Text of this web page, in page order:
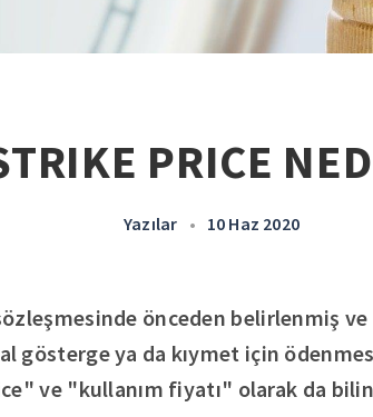
PRICE
Yazılar • 10 Haz 2020
önceden belirlenmiş ve
gösterge ya da kıymet için
ve "kullanım fiyatı" olarak da